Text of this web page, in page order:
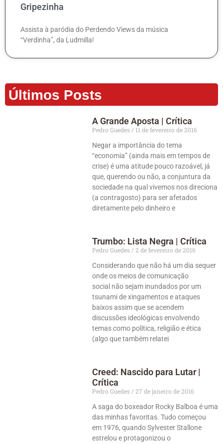
Gripezinha
Assista à paródia do Perdendo Views da música
“Verdinha”, da Ludmilla!
Últimos Posts
A Grande Aposta | Crítica
Pedro Guedes
11 de fevereiro de 2016
Negar a importância do tema
“economia” (ainda mais em tempos de
crise) é uma atitude pouco razoável, já
que, querendo ou não, a conjuntura da
sociedade na qual vivemos nos direciona
(a contragosto) para ser afetados
diretamente pelo dinheiro e
Trumbo: Lista Negra | Crítica
Pedro Guedes
2 de fevereiro de 2016
Considerando que não há um dia sequer
onde os meios de comunicação
social não sejam inundados por um
tsunami de xingamentos e ataques
baixos assim que se acendem
discussões ideológicas envolvendo
temas como política, religião e ética
(algo que também relatei
Creed: Nascido para Lutar |
Crítica
Pedro Guedes
27 de janeiro de 2016
A saga do boxeador Rocky Balboa é uma
das minhas favoritas. Tudo começou
em 1976, quando Sylvester Stallone
estrelou e protagonizou o